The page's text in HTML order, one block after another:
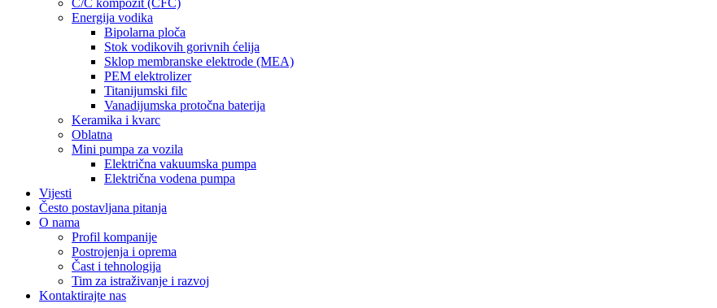
C/C kompozit (CFC)
Energija vodika
Bipolarna ploča
Stok vodikovih gorivnih ćelija
Sklop membranske elektrode (MEA)
PEM elektrolizer
Titanijumski filc
Vanadijumska protočna baterija
Keramika i kvarc
Oblatna
Mini pumpa za vozila
Električna vakuumska pumpa
Električna vodena pumpa
Vijesti
Često postavljana pitanja
O nama
Profil kompanije
Postrojenja i oprema
Čast i tehnologija
Tim za istraživanje i razvoj
Kontaktirajte nas